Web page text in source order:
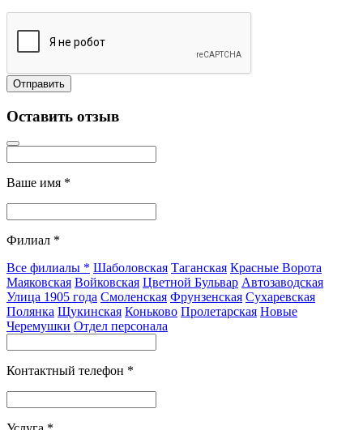
Оставить отзыв
Ваше имя *
Филиал *
Все филиалы * Шаболовская Таганская Красные Ворота
Маяковская Войковская Цветной Бульвар Автозаводская
Улица 1905 года Смоленская Фрунзенская Сухаревская
Полянка Щукинская Коньково Пролетарская Новые
Черемушки Отдел персонала
Контактный телефон *